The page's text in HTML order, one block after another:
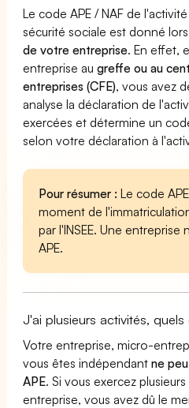
Le code APE / NAF de
sécurité sociale est donné
de votre entreprise. En effet,
entreprise augreffe ou au
entreprises (CFE), vous avez
analyse la déclaration de
exercées et détermine un
selon votre déclaration à
Pour résumer : Le code
moment de
par l'INSEE. Une entreprise
APE.
J'ai plusieurs activités,
Votre entreprise, micro-
vous êtes indépendantne
APE. Si vous exercez
entreprise, vous avez dû le